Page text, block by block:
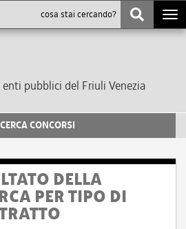
pubblici del Friuli Venezia
CERCA CONCORSI
DELLA
PER TIPO DI